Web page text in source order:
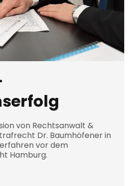
von Rechtsanwalt &
Dr. Baumhöfener in
vor dem
Hamburg.